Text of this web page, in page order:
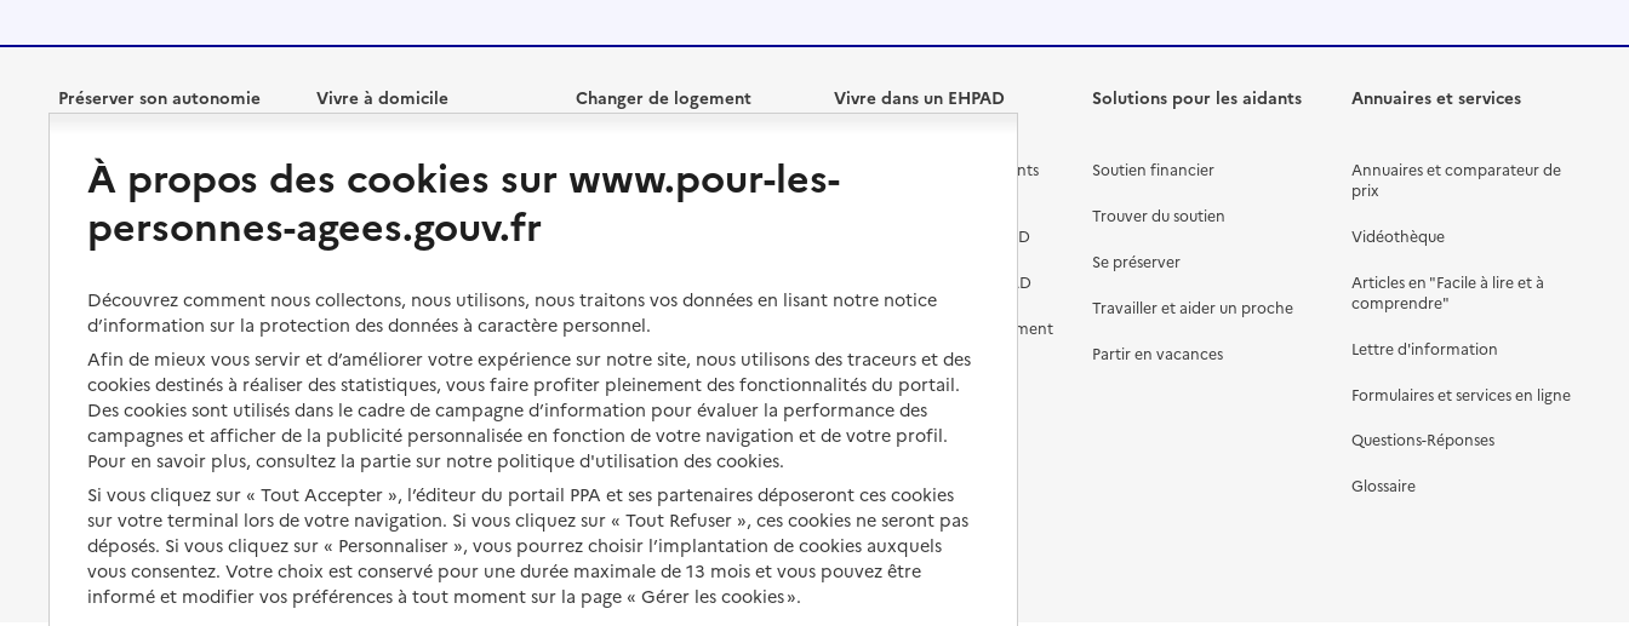
Préserver son autonomie
Perte d'autonomie : évaluation
et droits
Aménager son logement et
s'équiper
Préserver son autonomie et sa
santé
Organiser à l'avance sa propre
protection
Les mesures de protection
À qui s’adresser ?
Les politiques du grand âge
Vivre à domicile
Bénéficier d'aide à domicile
Bénéficier de soins à domicile
Solutions d'accueil temporaire
Partager son logement
Vivre à domicile avec une
maladie ou un handicap
Être hospitalisé
Fin de vie à domicile
Changer de logement
Les questions à se poser
Vivre en accueil familial
Autres solutions de logement
Vivre dans un EHPAD
Les différents établissements
médicalisés
Préparer l'entrée en EHPAD
Aides financières en EHPAD
Prévention, accompagnement
Comprendre les prix en
EHPAD
Fin de vie en EHPAD
Solutions pour les aidants
Soutien financier
Trouver du soutien
Se préserver
Travailler et aider un proche
Partir en vacances
Annuaires et services
Annuaires et comparateur de
prix
Vidéothèque
Articles en "Facile à lire et à
comprendre"
Lettre d'information
Formulaires et services en ligne
Questions-Réponses
Glossaire
À propos des cookies sur www.pour-les-
personnes-agees.gouv.fr
Découvrez comment nous collectons, nous utilisons, nous traitons vos données en lisant notre notice
d’information sur la protection des données à caractère personnel.
Afin de mieux vous servir et d’améliorer votre expérience sur notre site, nous utilisons des traceurs et des
cookies destinés à réaliser des statistiques, vous faire profiter pleinement des fonctionnalités du portail.
Des cookies sont utilisés dans le cadre de campagne d’information pour évaluer la performance des
campagnes et afficher de la publicité personnalisée en fonction de votre navigation et de votre profil.
Pour en savoir plus, consultez la partie sur notre politique d'utilisation des cookies.
Si vous cliquez sur « Tout Accepter », l’éditeur du portail PPA et ses partenaires déposeront ces cookies
sur votre terminal lors de votre navigation. Si vous cliquez sur « Tout Refuser », ces cookies ne seront pas
déposés. Si vous cliquez sur « Personnaliser », vous pourrez choisir l’implantation de cookies auxquels
vous consentez. Votre choix est conservé pour une durée maximale de 13 mois et vous pouvez être
informé et modifier vos préférences à tout moment sur la page « Gérer les cookies ».